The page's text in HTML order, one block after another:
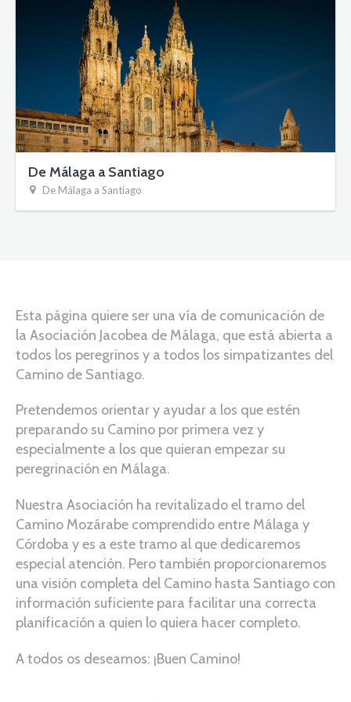
De Málaga a Santiago
De Málaga a Santiago
Esta página quiere ser una vía de comunicación de
la Asociación Jacobea de Málaga, que está abierta a
todos los peregrinos y a todos los simpatizantes del
Camino de Santiago.
Pretendemos orientar y ayudar a los que estén
preparando su Camino por primera vez y
especialmente a los que quieran empezar su
peregrinación en Málaga.
Nuestra Asociación ha revitalizado el tramo del
Camino Mozárabe comprendido entre Málaga y
Córdoba y es a este tramo al que dedicaremos
especial atención. Pero también proporcionaremos
una visión completa del Camino hasta Santiago con
información suficiente para facilitar una correcta
planificación a quien lo quiera hacer completo.
A todos os deseamos: ¡Buen Camino!